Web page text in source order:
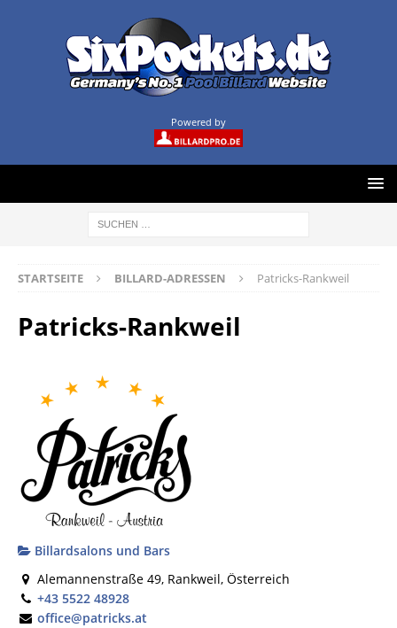
Powered by
STARTSEITE BILLARD-ADRESSEN Patricks-Rankweil
Patricks-Rankweil
Billardsalons und Bars
Alemannenstraße 49, Rankweil, Österreich
+43 5522 48928
office@patricks.at